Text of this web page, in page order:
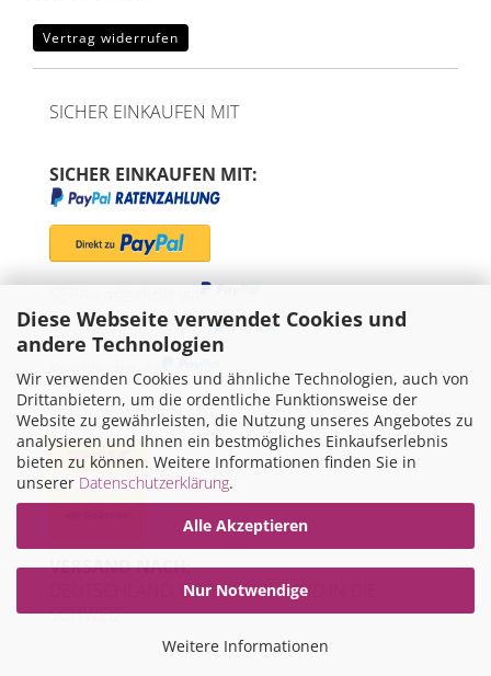
Diese Webseite verwendet Cookies und
andere Technologien
Wir verwenden Cookies und ähnliche Technologien, auch von
Drittanbietern, um die ordentliche Funktionsweise der
Website zu gewährleisten, die Nutzung unseres Angebotes zu
analysieren und Ihnen ein bestmögliches Einkaufserlebnis
bieten zu können. Weitere Informationen finden Sie in
unserer Datenschutzerklärung.
Alle Akzeptieren
Nur Notwendige
Weitere Informationen
Vertrag widerrufen
SICHER EINKAUFEN MIT
SICHER EINKAUFEN MIT:
"Später bezahlen" via
Kreditkarte via
WIR VERSENDEN MIT
VERSAND NACH:
DEUTSCHLAND, ÖSTERREICH UND IN DIE
SCHWEIZ